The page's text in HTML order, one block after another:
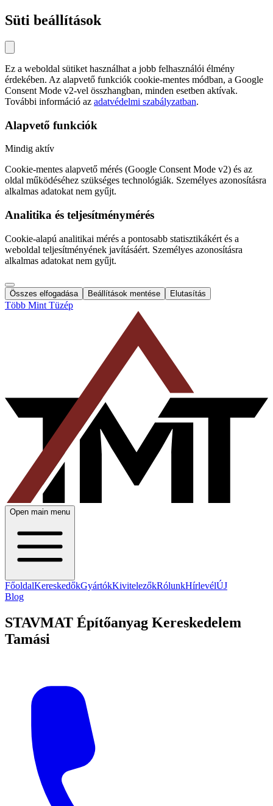
Süti beállítások
Ez a weboldal sütiket használhat a jobb felhasználói élmény
érdekében. Az alapvető funkciók cookie-mentes módban, a Google
Consent Mode v2-vel összhangban, minden esetben aktívak.
További információ az adatvédelmi szabályzatban.
Alapvető funkciók
Mindig aktív
Cookie-mentes alapvető mérés (Google Consent Mode v2) és az
oldal működéséhez szükséges technológiák. Személyes azonosításra
alkalmas adatokat nem gyűjt.
Analitika és teljesítménymérés
Cookie-alapú analitikai mérés a pontosabb statisztikákért és a
weboldal teljesítményének javításáért. Személyes azonosításra
alkalmas adatokat nem gyűjt.
Összes elfogadása Beállítások mentése Elutasítás
Több Mint Tüzép
Open main menu
FőoldalKereskedőkGyártókKivitelezőkRólunkHírlevélÚJ
Blog
STAVMAT Építőanyag Kereskedelem
Tamási